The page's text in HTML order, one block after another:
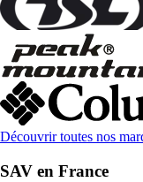
Découvrir toutes nos
SAV en France